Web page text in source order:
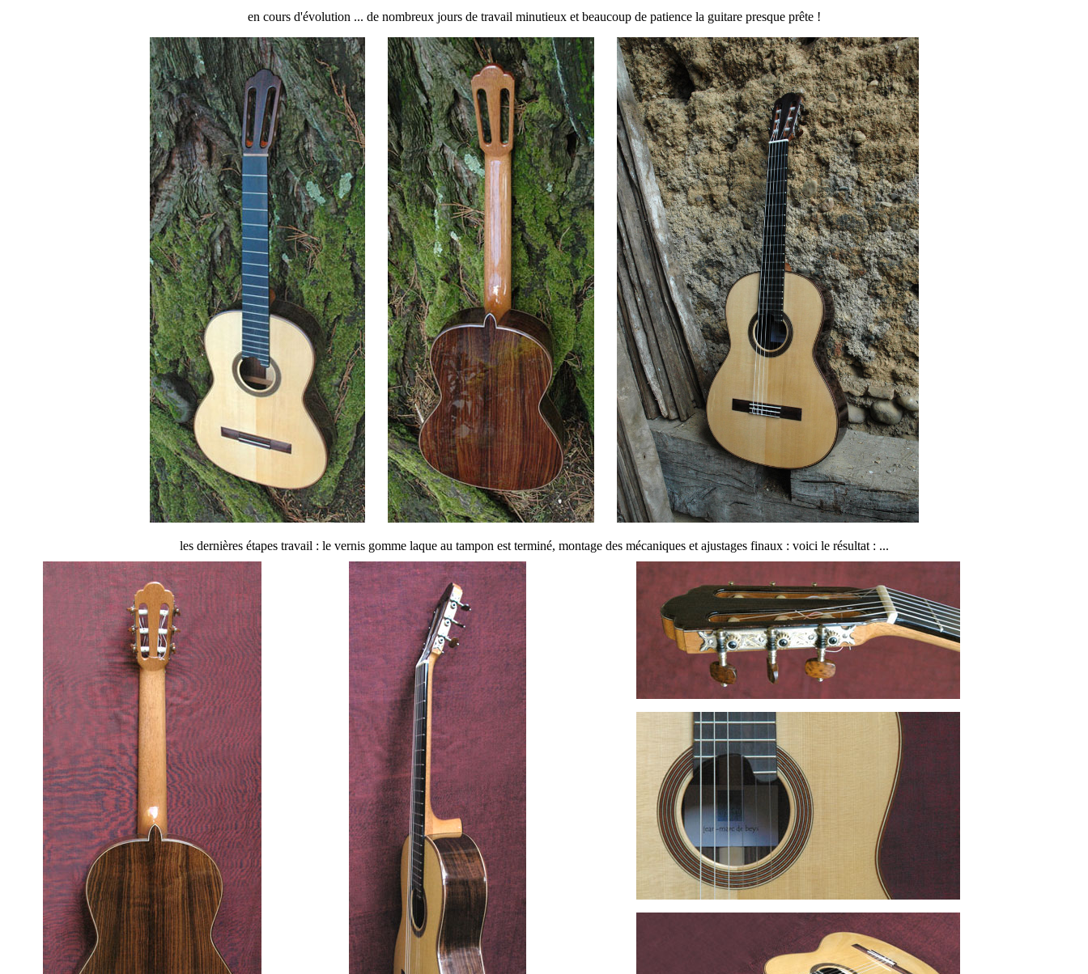
en cours d'évolution ... de nombreux jours de travail minutieux et beaucoup de patience la guitare presque prête !
les dernières étapes travail : le vernis gomme laque au tampon est terminé, montage des mécaniques et ajustages finaux : voici le résultat : ...